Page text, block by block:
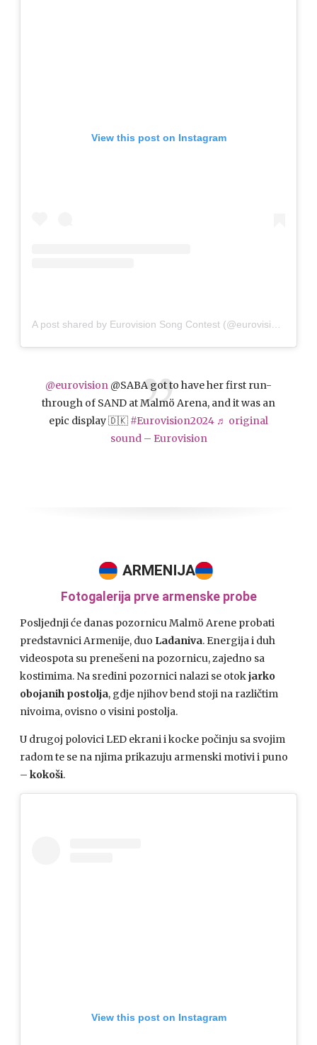
View this post on Instagram
@eurovision @SABA got to have her first run-
through of SAND at Malmö Arena, and it was an
epic display 🇩🇰 #Eurovision2024 ♬ original
sound – Eurovision
ARMENIJA
Fotogalerija prve armenske probe
Posljednji će danas pozornicu Malmö Arene probati
predstavnici Armenije, duo Ladaniva. Energija i duh
videospota su prenešeni na pozornicu, zajedno sa
kostimima. Na sredini pozornici nalazi se otokjarko
obojanih postolja, gdje njihov bend stoji na različtim
nivoima, ovisno o visini postolja.
U drugoj polovici LED ekrani i kocke počinju sa svojim
radom te se na njima prikazuju armenski motivi i puno
– kokoši.
View this post on Instagram